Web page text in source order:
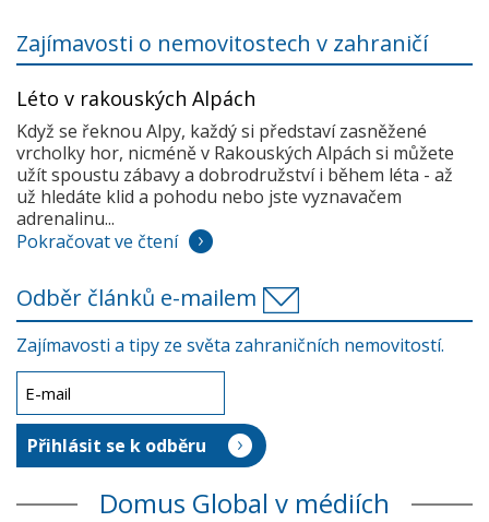
Zajímavosti o nemovitostech v zahraničí
Léto v rakouských Alpách
Když se řeknou Alpy, každý si představí zasněžené
vrcholky hor, nicméně v Rakouských Alpách si můžete
užít spoustu zábavy a dobrodružství i během léta - až
už hledáte klid a pohodu nebo jste vyznavačem
adrenalinu...
Pokračovat ve čtení
Odběr článků e-mailem
Zajímavosti a tipy ze světa zahraničních nemovitostí.
Domus Global v médiích